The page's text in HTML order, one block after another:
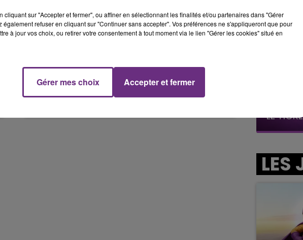
LE MAGASIN JOUÉCLUB DE REIMS FERME
SES PORTES
A
La Famille
10h00 -
LE
LES
cliquant sur "Accepter et fermer", ou affiner en sélectionnant les finalités et/ou partenaires dans "Gérer
également refuser en cliquant sur "Continuer sans accepter". Vos préférences ne s'appliqueront que pour
à jour vos choix, ou retirer votre consentement à tout moment via le lien "Gérer les cookies" situé en
Gérer mes choix Accepter et fermer